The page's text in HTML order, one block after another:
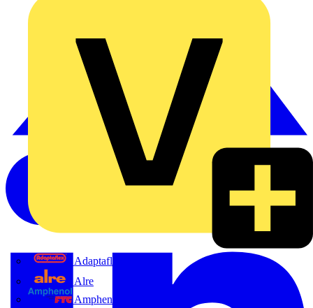
Adaptaflex
Alre
Amphenol FTG